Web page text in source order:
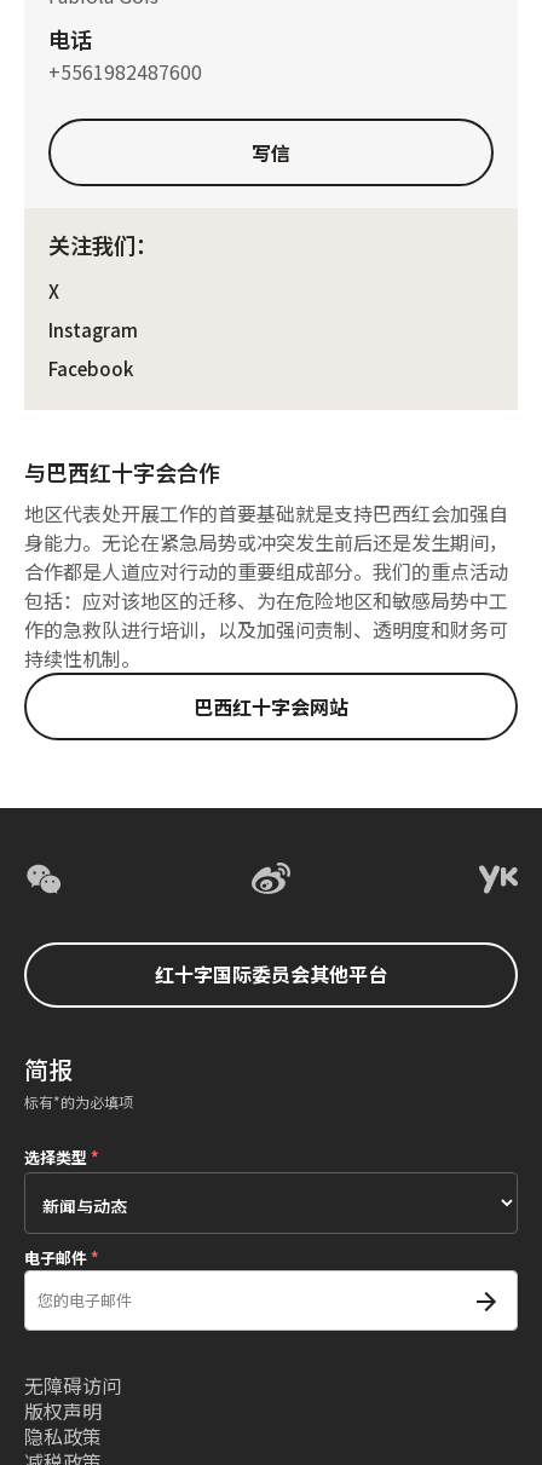
电话
+5561982487600
写信
关注我们：
X
Instagram
Facebook
与巴西红十字会合作
地区代表处开展工作的首要基础就是支持巴西红会加强自
身能力。无论在紧急局势或冲突发生前后还是发生期间，
合作都是人道应对行动的重要组成部分。我们的重点活动
包括：应对该地区的迁移、为在危险地区和敏感局势中工
作的急救队进行培训，以及加强问责制、透明度和财务可
持续性机制。
巴西红十字会网站
红十字国际委员会其他平台
简报
标有*的为必填项
选择类型*
电子邮件*
无障碍访问
版权声明
隐私政策